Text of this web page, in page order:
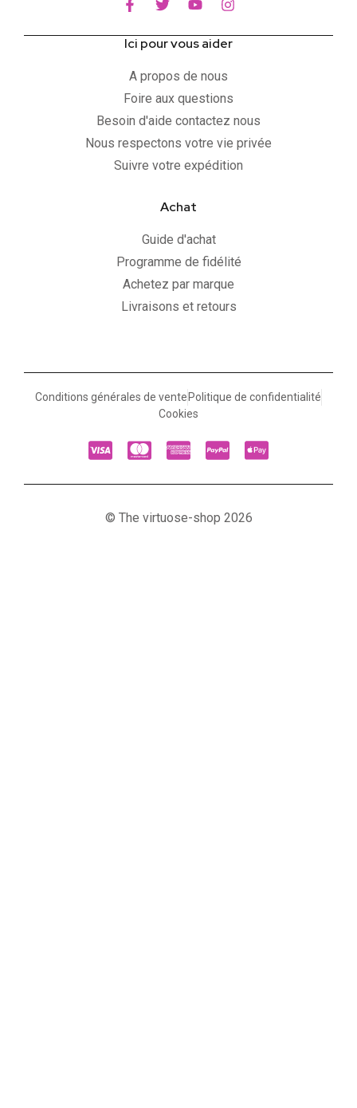
Ici pour vous aider
A propos de nous
Foire aux questions
Besoin d'aide contactez nous
Nous respectons votre vie privée
Suivre votre expédition
Achat
Guide d'achat
Programme de fidélité
Achetez par marque
Livraisons et retours
Conditions générales de vente Politique de confidentialité
Cookies
© The virtuose-shop 2026